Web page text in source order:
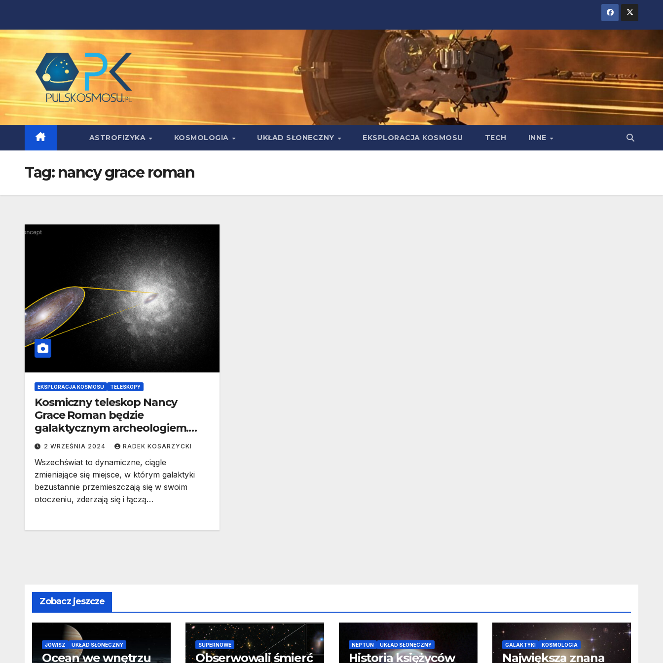
content
ASTROFIZYKA KOSMOLOGIA UKŁAD SŁONECZNY EKSPLORACJA KOSMOSU TECH INNE
Tag: nancy grace roman
EKSPLORACJA KOSMOSU TELESKOPY
Kosmiczny teleskop Nancy
Grace Roman będzie
galaktycznym archeologiem.
Przyjrzy się fascynującym
obiektom
2 WRZEŚNIA 2024 RADEK KOSARZYCKI
Wszechświat to dynamiczne, ciągle
zmieniające się miejsce, w którym galaktyki
bezustannie przemieszczają się w swoim
otoczeniu, zderzają się i łączą…
Zobacz jeszcze
JOWISZ UKŁAD SŁONECZNY
Ocean we wnętrzu
SUPERNOWE
Obserwowali śmierć
NEPTUN UKŁAD SŁONECZNY
Historia księżyców
GALAKTYKI KOSMOLOGIA
Największa znana